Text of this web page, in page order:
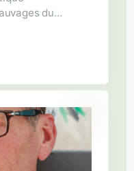
du
préventive